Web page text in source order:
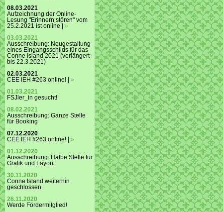
08.03.2021
Aufzeichnung der Online-
Lesung "Erinnern stören" vom
25.2.2021 ist online | »
03.03.2021
Ausschreibung: Neugestaltung
eines Eingangsschilds für das
Conne Island 2021 (verlängert
bis 22.3.2021)
02.03.2021
CEE IEH #263 online! | »
01.03.2021
FSJler_in gesucht!
08.02.2021
Ausschreibung: Ganze Stelle
für Booking
07.12.2020
CEE IEH #263 online! | »
01.12.2020
Ausschreibung: Halbe Stelle für
Grafik und Layout
30.11.2020
Conne Island weiterhin
geschlossen
26.11.2020
Werde Fördermitglied!